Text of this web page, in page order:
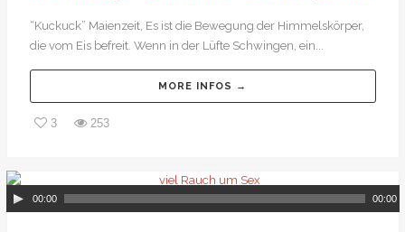
“Kuckuck” Maienzeit, Es ist die Bewegung der Himmelskörper,
die vom Eis befreit. Wenn in der Lüfte Schwingen, ein...
MORE INFOS →
3 253
00:00 00:00